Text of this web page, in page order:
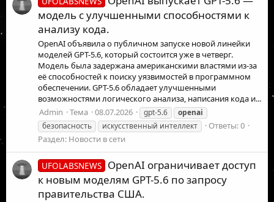
модель с улучшенными способностями к
анализу кода.
OpenAI объявила о публичном запуске новой линейки
моделей GPT-5.6, который состоится уже в четверг.
Модель была задержана американскими властями из-за
её способностей к поиску уязвимостей в программном
обеспечении. GPT-5.6 обладает улучшенными
возможностями логического анализа, написания кода и...
Admin
Тема 08.07.2026 gpt-5.6
openai
безопасность
искусственный интеллект
Ответы: 0
Раздел: Новости в сети
UFOLABSNEWS OpenAI ограничивает доступ
к новым моделям GPT-5.6 по запросу
правительства США.